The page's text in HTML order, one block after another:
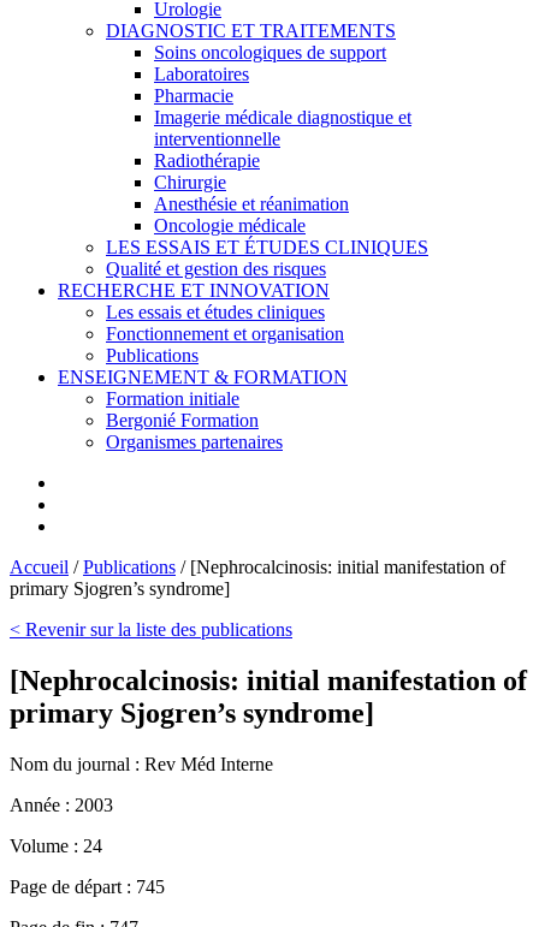
Urologie
DIAGNOSTIC ET TRAITEMENTS
Soins oncologiques de support
Laboratoires
Pharmacie
Imagerie médicale diagnostique et
interventionnelle
Radiothérapie
Chirurgie
Anesthésie et réanimation
Oncologie médicale
LES ESSAIS ET ÉTUDES CLINIQUES
Qualité et gestion des risques
RECHERCHE ET INNOVATION
Les essais et études cliniques
Fonctionnement et organisation
Publications
ENSEIGNEMENT & FORMATION
Formation initiale
Bergonié Formation
Organismes partenaires
Accueil /Publications / [Nephrocalcinosis: initial manifestation of
primary Sjogren’s syndrome]
< Revenir sur la liste des publications
[Nephrocalcinosis: initial manifestation of
primary Sjogren’s syndrome]
Nom du journal : Rev Méd Interne
Année : 2003
Volume : 24
Page de départ : 745